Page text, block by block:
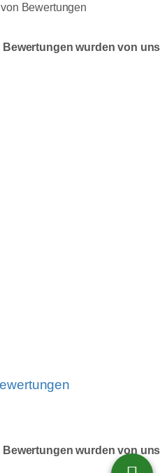
Bewertungen
wurden von uns
wurden von uns